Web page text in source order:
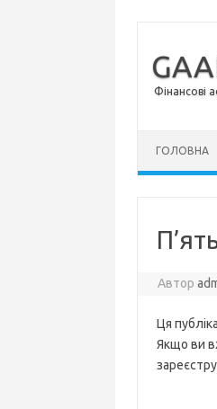
Фінансові
ГОЛОВНА
Автор
Ця
Якщо ви